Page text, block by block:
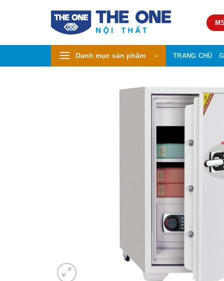
Danh mục sản phẩm TRANG CHỦ